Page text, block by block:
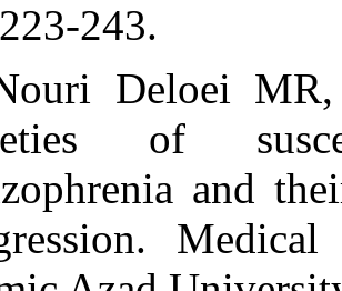
20: 223-243.
2. Nouri
varieties of
schizophrenia
progression.